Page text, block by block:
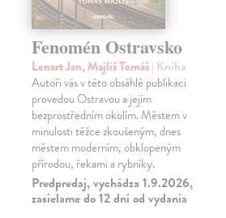
Fenomén Ostravsko
Lenart Jan, Majliš Tomáš| Kniha
Autoři vás v této obsáhlé publikaci
provedou Ostravou a jejím
bezprostředním okolím. Městem v
minulosti těžce zkoušeným, dnes
městem moderním, obklopeným
přírodou, řekami a rybníky.
Predpredaj, vychádza 1.9.2026,
zasielame do 12 dní od vydania